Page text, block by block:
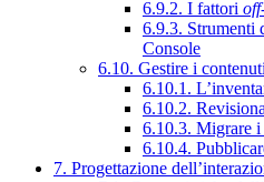
6.9.2. I fattori
6.9.3. Strumenti
Console
6.10. Gestire i contenuti
6.10.1.
6.10.2.
6.10.3. Migrare i
6.10.4.
7. Progettazione